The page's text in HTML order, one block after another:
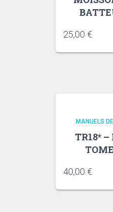
25,00 €
MANUELS
TR18* –
40,00 €